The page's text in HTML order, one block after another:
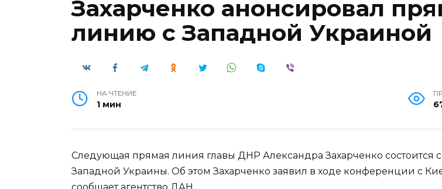
Захарченко анонсировал
линию с Западной Украиной
НА ЧТЕНИЕ
1 мин
Следующая прямая линия главы ДНР Александра Захарченко состоится
Западной Украины. Об этом Захарченко заявил в ходе конференции с